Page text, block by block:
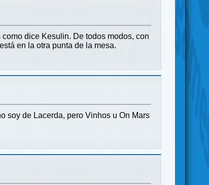
dice Kesulin. De todos modos, con
en la otra punta de la mesa.
soy de Lacerda, pero Vinhos u On Mars